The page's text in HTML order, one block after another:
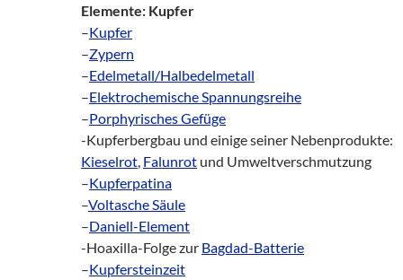
Elemente: Kupfer
–Kupfer
–Zypern
–Edelmetall/Halbedelmetall
–Elektrochemische Spannungsreihe
–Porphyrisches Gefüge
-Kupferbergbau und einige seiner Nebenprodukte:
Kieselrot, Falunrot und Umweltverschmutzung
–Kupferpatina
–Voltasche Säule
–Daniell-Element
-Hoaxilla-Folge zur Bagdad-Batterie
–Kupfersteinzeit